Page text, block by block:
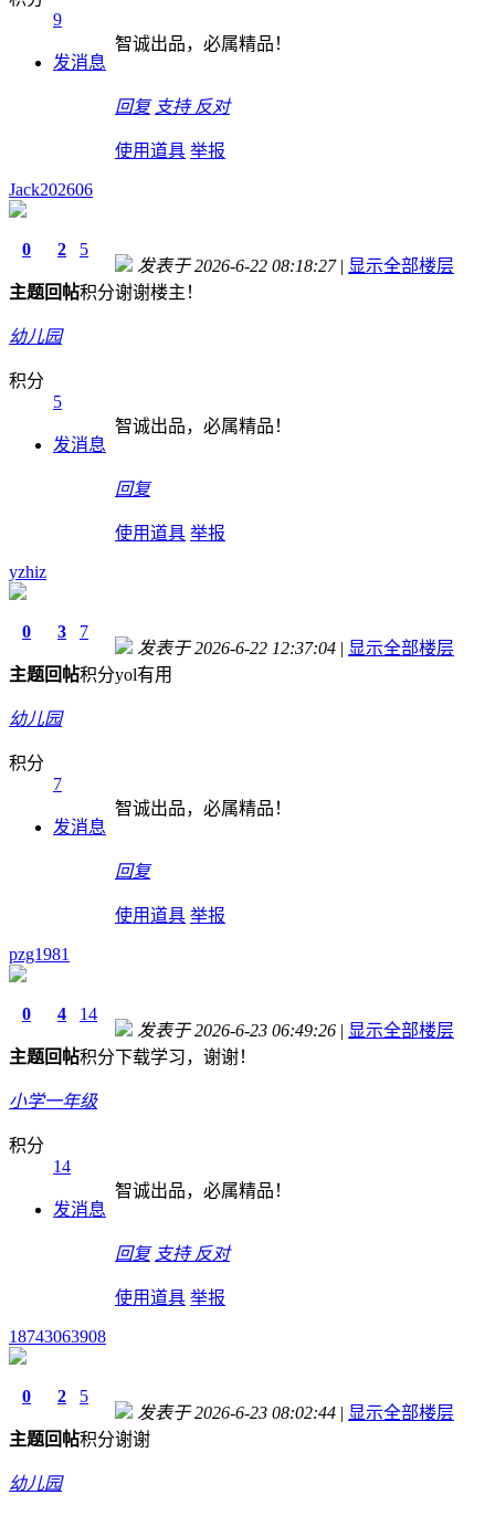
9
发消息
智诚出品，必属精品！
回复 支持 反对
使用道具 举报
Jack202606
0
主题
2
回帖
5
积分
幼儿园
积分
5
发消息
发表于 2026-6-22 08:18:27 | 显示全部楼层
谢谢楼主！
智诚出品，必属精品！
回复
使用道具 举报
yzhiz
0
主题
3
回帖
7
积分
幼儿园
积分
7
发消息
发表于 2026-6-22 12:37:04 | 显示全部楼层
yol有用
智诚出品，必属精品！
回复
使用道具 举报
pzg1981
0
主题
4
回帖
14
积分
小学一年级
积分
14
发消息
发表于 2026-6-23 06:49:26 | 显示全部楼层
下载学习，谢谢！
智诚出品，必属精品！
回复 支持 反对
使用道具 举报
18743063908
0
主题
2
回帖
5
积分
幼儿园
发表于 2026-6-23 08:02:44 | 显示全部楼层
谢谢